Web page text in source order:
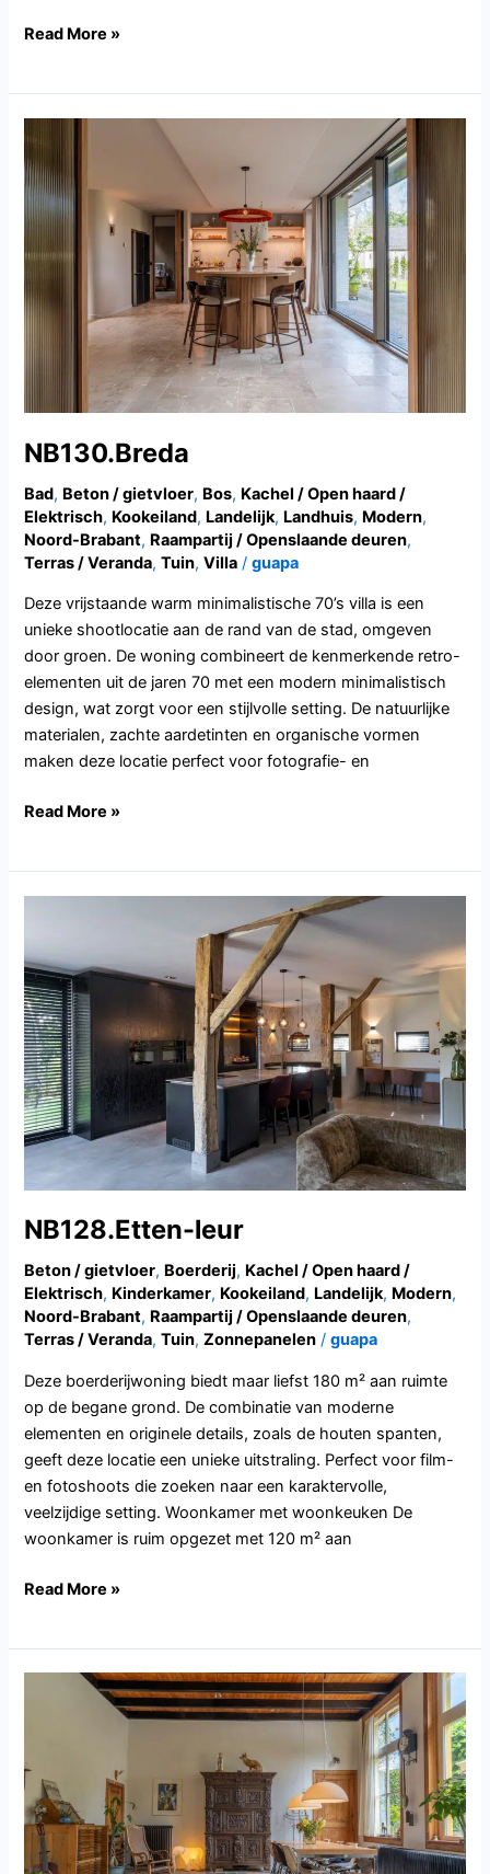
Read More »
NB130.Breda
Bad, Beton / gietvloer, Bos, Kachel / Open haard /
Elektrisch, Kookeiland, Landelijk, Landhuis, Modern,
Noord-Brabant, Raampartij / Openslaande deuren,
Terras / Veranda,Tuin,Villa /guapa
Deze vrijstaande warm minimalistische 70’s villa is een
unieke shootlocatie aan de rand van de stad, omgeven
door groen. De woning combineert de kenmerkende retro-
elementen uit de jaren 70 met een modern minimalistisch
design, wat zorgt voor een stijlvolle setting. De natuurlijke
materialen, zachte aardetinten en organische vormen
maken deze locatie perfect voor fotografie- en
Read More »
NB128.Etten-leur
Beton / gietvloer, Boerderij, Kachel / Open haard /
Elektrisch, Kinderkamer, Kookeiland, Landelijk, Modern,
Noord-Brabant, Raampartij / Openslaande deuren,
Terras / Veranda,Tuin,Zonnepanelen /guapa
Deze boerderijwoning biedt maar liefst 180 m² aan ruimte
op de begane grond. De combinatie van moderne
elementen en originele details, zoals de houten spanten,
geeft deze locatie een unieke uitstraling. Perfect voor film-
en fotoshoots die zoeken naar een karaktervolle,
veelzijdige setting. Woonkamer met woonkeuken De
woonkamer is ruim opgezet met 120 m² aan
Read More »
OV105.Welsum